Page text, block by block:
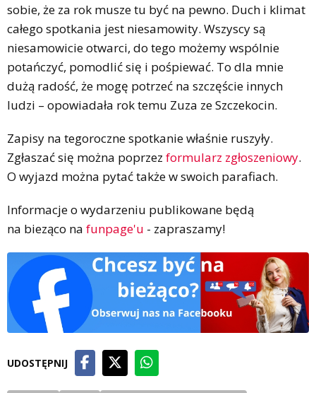
sobie, że za rok musze tu być na pewno. Duch i klimat
całego spotkania jest niesamowity. Wszyscy są
niesamowicie otwarci, do tego możemy wspólnie
potańczyć, pomodlić się i pośpiewać. To dla mnie
dużą radość, że mogę potrzeć na szczęście innych
ludzi – opowiadała rok temu Zuza ze Szczekocin.
Zapisy na tegoroczne spotkanie właśnie ruszyły.
Zgłaszać się można poprzez formularz zgłoszeniowy.
O wyjazd można pytać także w swoich parafiach.
Informacje o wydarzeniu publikowane będą
na bieząco na funpage'u - zapraszamy!
UDOSTĘPNIJ